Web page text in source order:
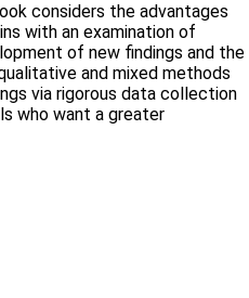
considers the advantages
with an examination of
of new findings and the
and mixed methods
via rigorous data collection
who want a greater